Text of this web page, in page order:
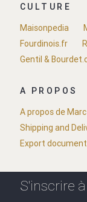
CULTURE
Maisonpedia
Fourdinois.fr
Gentil &
A PROPOS
A propos de
Shipping and
Export
S'inscrire